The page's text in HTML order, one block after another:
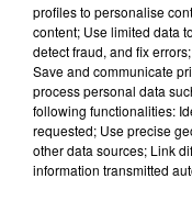
0h40
0h40
profiles to personalise
content; Use limited data
detect fraud, and fix
Save and communicate
process personal data
following functionalities:
requested; Use precise
other data sources; Link
information transmitted